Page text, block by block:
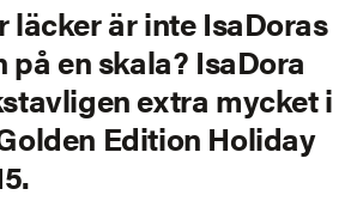
läcker är inte IsaDoras
en skala? IsaDora
extra mycket i
Edition Holiday